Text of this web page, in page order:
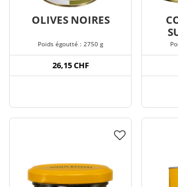
OLIVES NOIRES
Poids égoutté : 2750 g
26,15 CHF